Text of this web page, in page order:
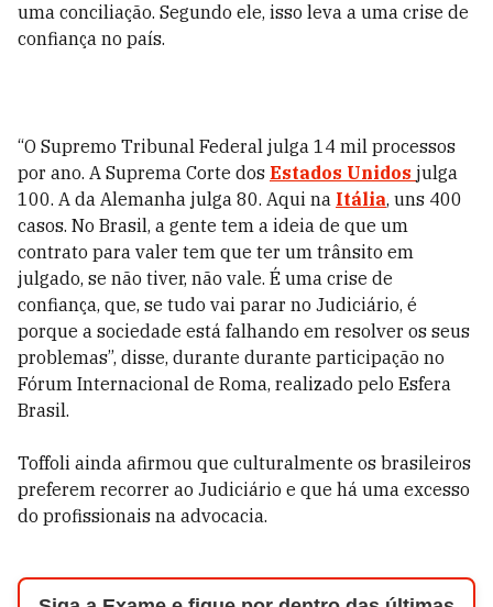
uma conciliação. Segundo ele, isso leva a uma crise de
confiança no país.
“O Supremo Tribunal Federal julga 14 mil processos
por ano. A Suprema Corte dos Estados Unidos julga
100. A da Alemanha julga 80. Aqui na Itália, uns 400
casos. No Brasil, a gente tem a ideia de que um
contrato para valer tem que ter um trânsito em
julgado, se não tiver, não vale. É uma crise de
confiança, que, se tudo vai parar no Judiciário, é
porque a sociedade está falhando em resolver os seus
problemas”, disse, durante durante participação no
Fórum Internacional de Roma, realizado pelo Esfera
Brasil.
Toffoli ainda afirmou que culturalmente os brasileiros
preferem recorrer ao Judiciário e que há uma excesso
do profissionais na advocacia.